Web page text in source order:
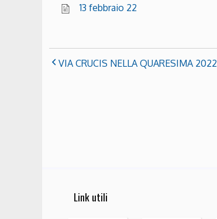
13 febbraio 22
VIA CRUCIS NELLA QUARESIMA 2022
Link utili